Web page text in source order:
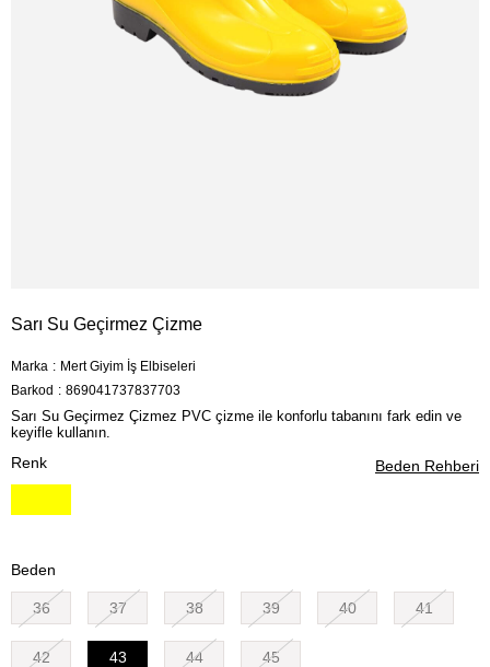
Sarı Su Geçirmez Çizme
Marka : Mert Giyim İş Elbiseleri
Barkod : 869041737837703
Sarı Su Geçirmez Çizmez PVC çizme ile konforlu tabanını fark edin ve
keyifle kullanın.
Beden Rehberi
Renk
Beden
36 37 38 39 40 41
42 43 44 45